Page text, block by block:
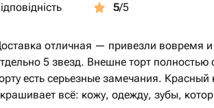
5/5
отличная — привезли вовремя
5 звезд. Внешне торт
есть серьезные замечания.
всё: кожу, одежду, зубы,